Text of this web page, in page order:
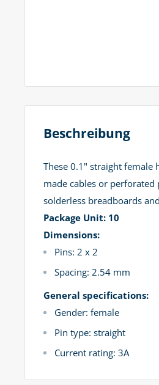
Beschreibung
These 0.1" straight female
made cables or perforated
solderless breadboards
Package Unit: 10
Dimensions:
Pins: 2 x 2
Spacing: 2.54 mm
General specifications:
Gender: female
Pin type: straight
Current rating: 3A